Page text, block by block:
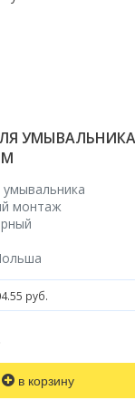
УМЫВАЛЬНИКА
монтаж
руб.
в корзину